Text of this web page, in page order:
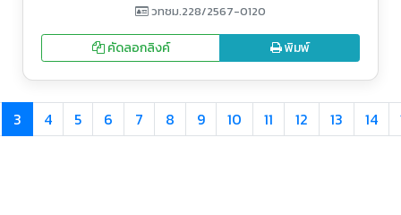
วทชม.228/2567-0120
คัดลอกลิงค์ พิมพ์
3 4 5 6 7 8 9 10 11 12 13 14